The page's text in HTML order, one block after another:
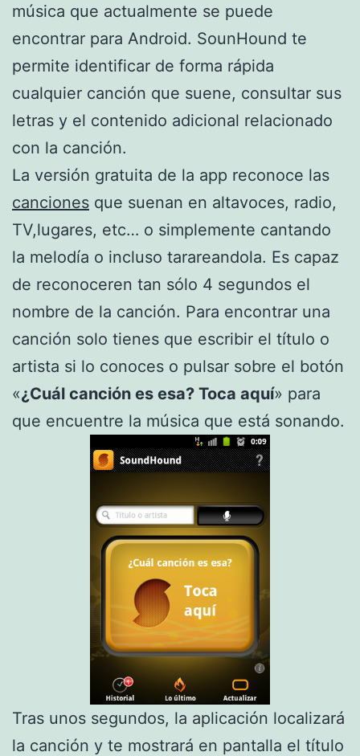
música que actualmente se puede
encontrar para Android. SounHound te
permite identificar de forma rápida
cualquier canción que suene, consultar sus
letras y el contenido adicional relacionado
con la canción.
La versión gratuita de la app reconoce las
canciones que suenan en altavoces, radio,
TV,lugares, etc… o simplemente cantando
la melodía o incluso tarareandola. Es capaz
de reconoceren tan sólo 4 segundos el
nombre de la canción. Para encontrar una
canción solo tienes que escribir el título o
artista si lo conoces o pulsar sobre el botón
«¿Cuál canción es esa? Toca aquí» para
que encuentre la música que está sonando.
Tras unos segundos, la aplicación localizará
la canción y te mostrará en pantalla el título